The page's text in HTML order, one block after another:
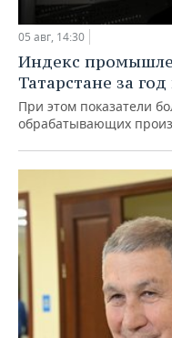
05 авг, 14:30
Индекс
Татарстане за
При этом показатели
обрабатывающих